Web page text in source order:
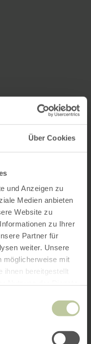
Über Cookies
und Anzeigen zu
Medien anbieten
Website zu
zu Ihrer
Partner für
weiter. Unsere
möglicherweise mit
ihnen bereitgestellt